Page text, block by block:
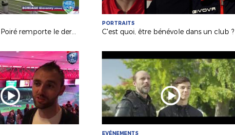
Gambardella : Le Poiré remporte le derby à Fontenay !
PORTRAITS
C'est quoi, être bénévole dans un club ?
EVÉNEMENTS